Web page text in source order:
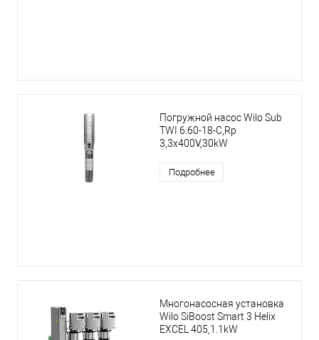
Погружной насос Wilo Sub
TWI 6.60-18-C,Rp
3,3x400V,30kW
Подробнее
Многонасосная установка
Wilo SiBoost Smart 3 Helix
EXCEL 405,1.1kW